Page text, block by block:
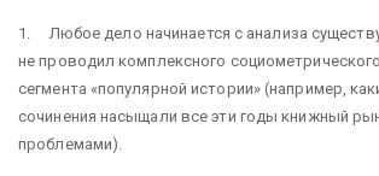
1. Любое дело начинается с анализа
не проводил комплексного
сегмента «популярной истории» (например,
сочинения насыщали все эти годы книжный
проблемами).